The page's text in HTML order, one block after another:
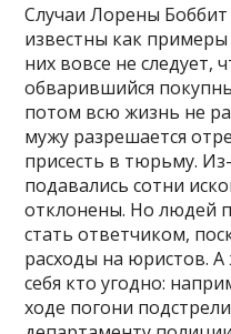
Случаи Лорены
известны как примеры
них вовсе не
обварившийся
потом всю жизнь не
мужу разрешается
присесть в тюрьму.
подавались сотни
отклонены. Но людей
стать ответчиком,
расходы на юристов.
себя кто угодно:
ходе погони